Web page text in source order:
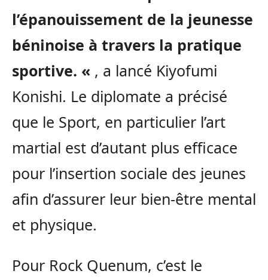
l’épanouissement de la jeunesse
béninoise à travers la pratique
sportive. « , a lancé Kiyofumi
Konishi. Le diplomate a précisé
que le Sport, en particulier l’art
martial est d’autant plus efficace
pour l’insertion sociale des jeunes
afin d’assurer leur bien-être mental
et physique.
Pour Rock Quenum, c’est le